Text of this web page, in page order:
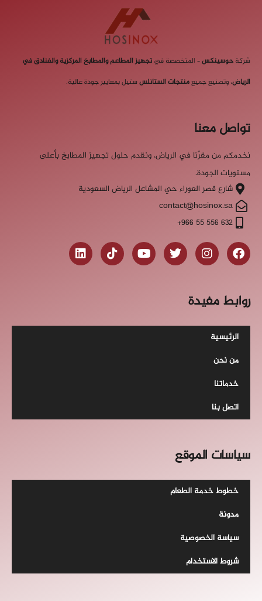
شركة حوسينكس– المتخصصة في تجهيز المطاعم والمطابخ المركزية والفنادق في
الرياض، وتصنيع جميعمنتجات الستانلس ستيل بمعايير جودة عالية.
تواصل معنا
نخدمكم من مقرّنا في الرياض، ونقدم حلول تجهيز المطابخ بأعلى
مستويات الجودة.
شارع قصر العوراء حي المشاعل الرياض السعودية
contact@hosinox.sa
‎+966 55 556 632
روابط مفيدة
الرئيسية
من نحن
خدماتنا
اتصل بنا
سياسات الموقع
خطوط خدمة الطعام
مدونة
سياسة الخصوصية
شروط الاستخدام